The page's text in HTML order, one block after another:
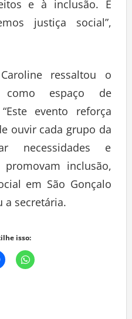
e à inclusão. É
justiça social”,
ressaltou o
espaço de
evento reforça
ouvir cada grupo da
necessidades e
inclusão,
em São Gonçalo
a secretária.
isso: